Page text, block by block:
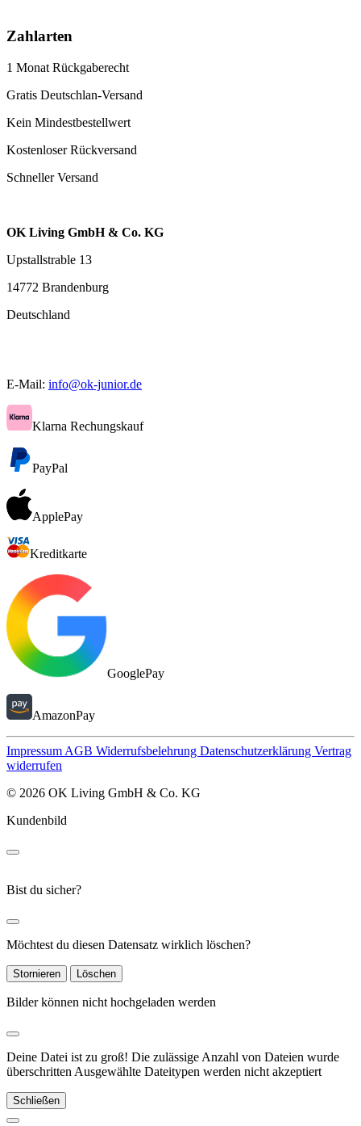
Zahlarten
1 Monat Rückgaberecht
Gratis Deutschlan-Versand
Kein Mindestbestellwert
Kostenloser Rückversand
Schneller Versand
OK Living GmbH & Co. KG
Upstallstrable 13
14772 Brandenburg
Deutschland
E-Mail: info@ok-junior.de
Klarna Rechungskauf
PayPal
ApplePay
Kreditkarte
GooglePay
AmazonPay
Impressum AGB Widerrufsbelehrung Datenschutzerklärung Vertrag
widerrufen
© 2026 OK Living GmbH & Co. KG
Kundenbild
Bist du sicher?
Möchtest du diesen Datensatz wirklich löschen?
Stornieren Löschen
Bilder können nicht hochgeladen werden
Deine Datei ist zu groß! Die zulässige Anzahl von Dateien wurde
überschritten Ausgewählte Dateitypen werden nicht akzeptiert
Schließen